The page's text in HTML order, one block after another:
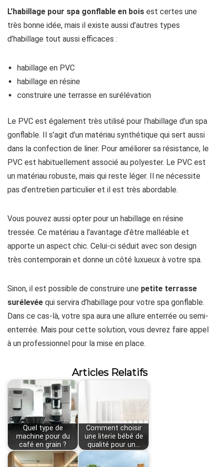
L’habillage pour spa gonflable en bois est certes une
très bonne idée, mais il existe aussi d’autres types
d’habillage tout aussi efficaces :
habillage en PVC
habillage en résine
construire une terrasse en surélévation
Le PVC est également très utilisé pour l’habillage d’un spa
gonflable. Il s’agit d’un matériau synthétique qui sert aussi
dans la confection de liner. Pour améliorer sa résistance, le
PVC est habituellement associé au polyester. Le PVC est
un matériau robuste, mais qui reste léger. Il ne nécessite
pas d’entretien particulier et il est très abordable.
Vous pouvez aussi opter pour un habillage en résine
tressée. Ce matériau a l’avantage d’être malléable et
apporte un aspect chic. Celui-ci séduit avec son design
très contemporain et donne un côté luxueux à votre spa.
Sinon, il est possible de construire une petite terrasse
surélevée qui servira d’habillage pour votre spa gonflable.
Dans ce cas-là, votre spa aura une allure enterrée ou semi-
enterrée. Mais pour cette solution, vous devrez faire appel
à un professionnel pour la mise en place.
Articles Relatifs
Quel type de
machine pour du
café en grain ?
Comment choisir
une literie bébé de
qualité pour un…